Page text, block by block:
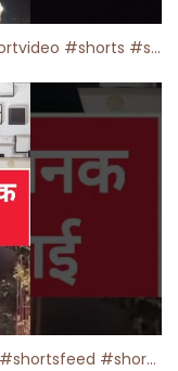
पुलिस और गौकशी आरोपियों में मुठभेड़ ! #shortvideo #shorts #shortsfeed
होतक में अचानक आग लगने से मचा हड़कंप ! #shortsfeed #shorts #viralshorts